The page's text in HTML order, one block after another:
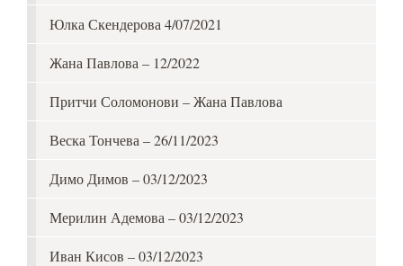
Юлка Скендерова 4/07/2021
Жана Павлова – 12/2022
Притчи Соломонови – Жана Павлова
Веска Тончева – 26/11/2023
Димо Димов – 03/12/2023
Мерилин Адемова – 03/12/2023
Иван Кисов – 03/12/2023